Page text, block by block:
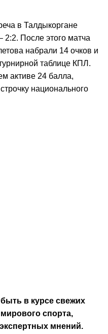
в Талдыкоргане
2:2. После этого матча
набрали 14 очков и
таблице КПЛ.
активе 24 балла,
национального
в курсе свежих
спорта,
мнений.